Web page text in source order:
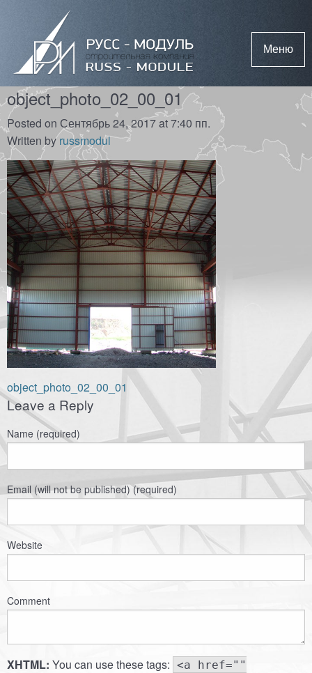
Меню
object_photo_02_00_01
Posted on Сентябрь 24, 2017 at 7:40 пп.
Written byrussmodul
Навигация
по
записям
object_photo_02_00_01
Leave a Reply
Name (required)
Email (will not be published) (required)
Website
Comment
XHTML: You can use these tags: <a href=""